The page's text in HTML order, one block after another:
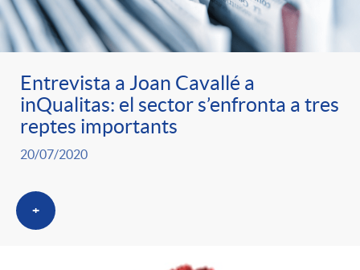
Entrevista a Joan Cavallé a
inQualitas: el sector s’enfronta a tres
reptes importants
20/07/2020
+